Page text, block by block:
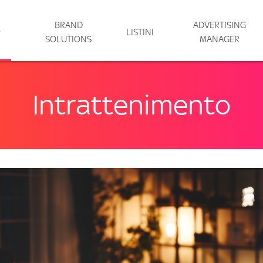
BRAND
SOLUTIONS
LISTINI
ADVERTISING
MANAGER
Intrattenimento